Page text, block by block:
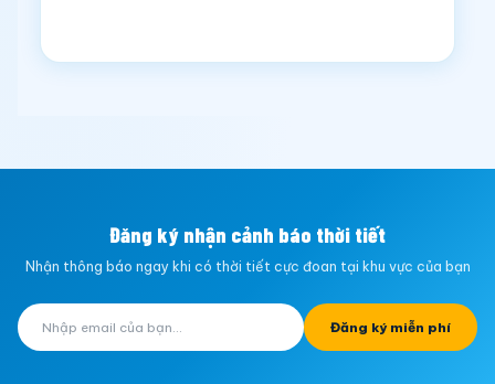
Đăng ký nhận cảnh báo thời tiết
Nhận thông báo ngay khi có thời tiết cực đoan tại khu vực của bạn
Đăng ký miễn phí